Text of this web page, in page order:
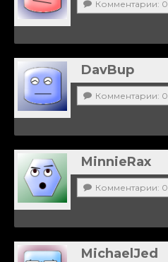
Комментарии: 0
DavBup
Комментарии: 0
MinnieRax
Комментарии: 0
MichaelJed